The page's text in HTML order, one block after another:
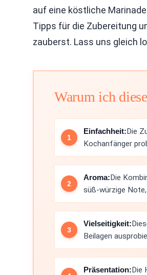
auf eine köstliche
Tipps für die Zubereitung
zauberst. Lass uns gleich
Warum ich
Einfachheit:Die
Kochanfänger
Aroma:Die
süß-würzige
Vielseitigkeit:
Beilagen
Präsentation:Die